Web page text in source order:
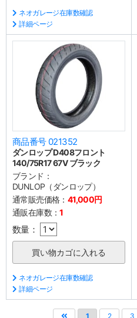
ネオガレージ在庫数確認
詳細ページ
商品番号 021352
ダンロップ D408フロント
140/75R17 67V ブラック
ブランド：
DUNLOP（ダンロップ）
通常販売価格： 41,000円
通販在庫数：1
数量：
ネオガレージ在庫数確認
詳細ページ
1 2 3